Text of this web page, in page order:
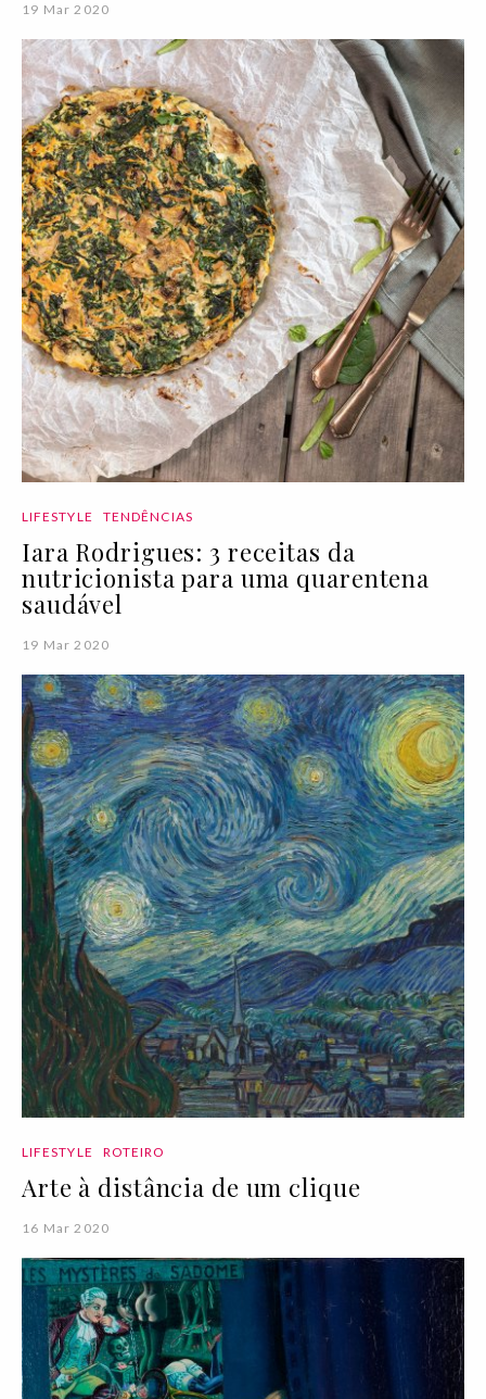
19 Mar 2020
LIFESTYLE TENDÊNCIAS
Iara Rodrigues: 3 receitas da
nutricionista para uma quarentena
saudável
19 Mar 2020
LIFESTYLE ROTEIRO
Arte à distância de um clique
16 Mar 2020